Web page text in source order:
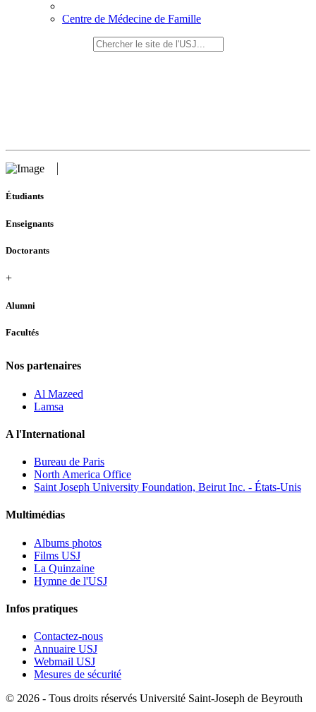
Centre de Médecine de Famille
Étudiants
Enseignants
Doctorants
+
Alumni
Facultés
Nos partenaires
Al Mazeed
Lamsa
A l'International
Bureau de Paris
North America Office
Saint Joseph University Foundation, Beirut Inc. - États-Unis
Multimédias
Albums photos
Films USJ
La Quinzaine
Hymne de l'USJ
Infos pratiques
Contactez-nous
Annuaire USJ
Webmail USJ
Mesures de sécurité
© 2026 - Tous droits réservés Université Saint-Joseph de Beyrouth